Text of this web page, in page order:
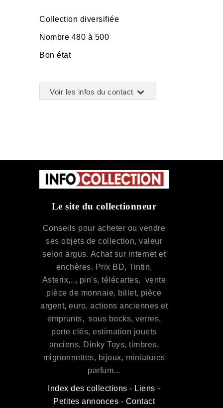
Collection diversifiée
Nombre 480 à 500
Bon état
Voir les infos du contact
Le site du collectionneur
Conseils pour acheter ou vendre
ses objets de collection, valeur
selon argus. Achat sur internet et
enchères. Prix BD, Tintin,
Asterix,.., pin's, télécartes, vente
pièce de monnaie, billet, pièce
argent, euro, actions anciennes et
emprunts, sous bocks, verres,
porte clés, estimation jouets
anciens, Dinky Toys, timbres,
mignonnettes, bijoux, miniatures
parfum...
Index des collections - Liens -
Petites annonces - Contact